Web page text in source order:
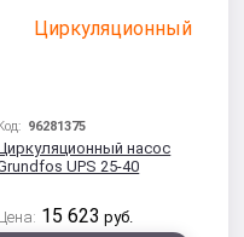
96281375
насос
UPS 25-40
15 623 руб.